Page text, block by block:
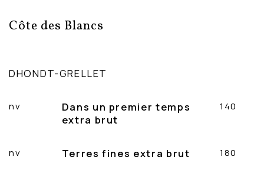
Côte des Blancs
DHONDT-GRELLET
nv
Dans un premier temps
extra brut
140
nv Terres fines extra brut 180